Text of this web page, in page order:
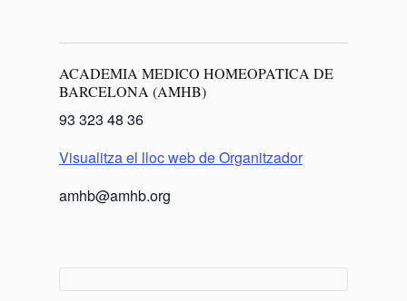
ACADEMIA MEDICO HOMEOPATICA DE
BARCELONA (AMHB)
93 323 48 36
Visualitza el lloc web de Organitzador
amhb@amhb.org